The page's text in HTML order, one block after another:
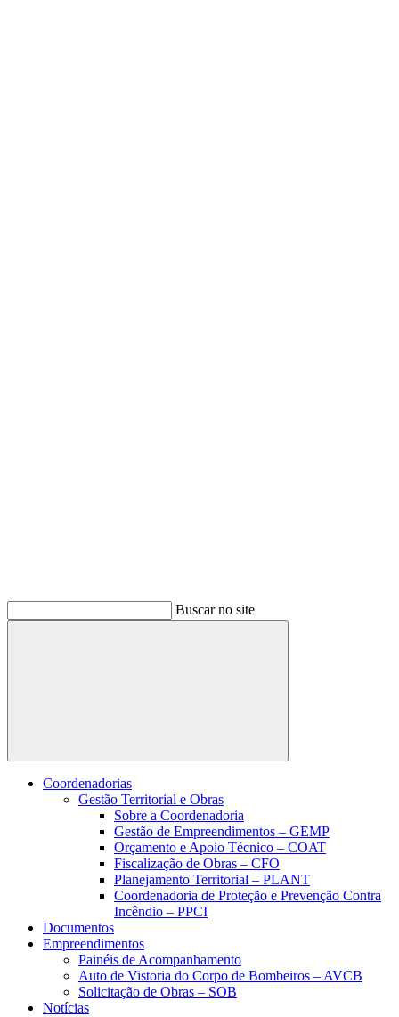
Buscar no site
Buscar
Coordenadorias
Gestão Territorial e Obras
Sobre a Coordenadoria
Gestão de Empreendimentos – GEMP
Orçamento e Apoio Técnico – COAT
Fiscalização de Obras – CFO
Planejamento Territorial – PLANT
Coordenadoria de Proteção e Prevenção Contra
Incêndio – PPCI
Documentos
Empreendimentos
Painéis de Acompanhamento
Auto de Vistoria do Corpo de Bombeiros – AVCB
Solicitação de Obras – SOB
Notícias